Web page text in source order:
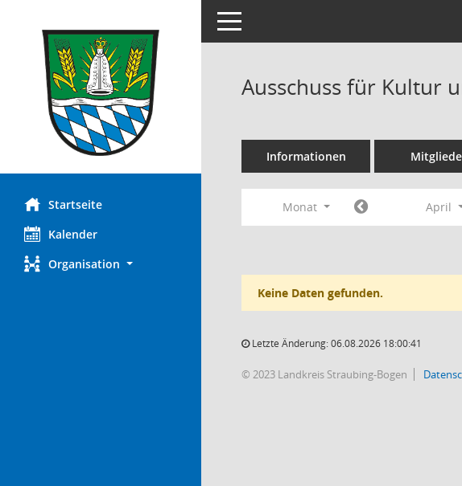
Startseite
Kalender
Organisation
Toggle navigation
Ausschuss für Kultur
Informationen
Monat April
Keine Daten gefunden.
Letzte Änderung: 06.08.2026 18:00:41
© 2023 Landkreis Straubing-Bogen